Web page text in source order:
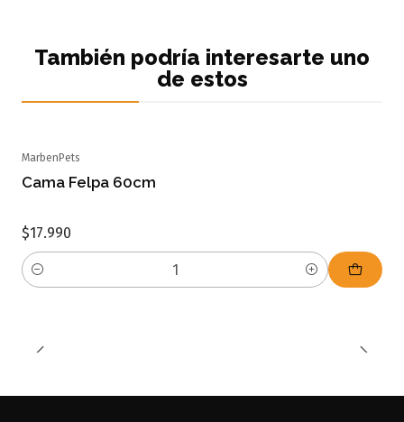
También podría interesarte uno
de estos
MarbenPets
Cama Felpa 60cm
$17.990
Cantidad